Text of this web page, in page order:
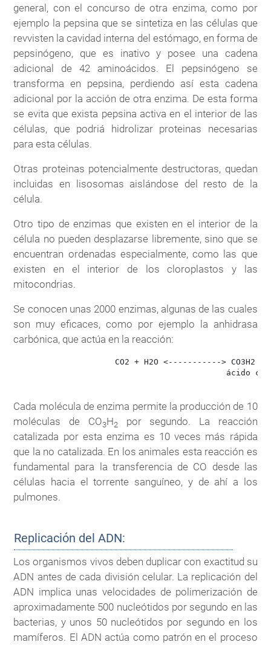
general, con el concurso de otra enzima, como por
ejemplo la pepsina que se sintetiza en las células que
revvisten la cavidad interna del estómago, en forma de
pepsinógeno, que es inativo y posee una cadena
adicional de 42 aminoácidos. El pepsinógeno se
transforma en pepsina, perdiendo así esta cadena
adicional por la acción de otra enzima. De esta forma
se evita que exista pepsina activa en el interior de las
células, que podriá hidrolizar proteinas necesarias
para esta células.
Otras proteinas potencialmente destructoras, quedan
incluidas en lisosomas aislándose del resto de la
célula.
Otro tipo de enzimas que existen en el interior de la
célula no pueden desplazarse libremente, sino que se
encuentran ordenadas especialmente, como las que
existen en el interior de los cloroplastos y las
mitocondrias.
Se conocen unas 2000 enzimas, algunas de las cuales
son muy eficaces, como por ejemplo la anhidrasa
carbónica, que actúa en la reacción:
                     CO2 + H2O <-----------> CO3H2
ácido
Cada molécula de enzima permite la producción de 10
moléculas de CO3H2por segundo. La reacción
catalizada por esta enzima es 10 veces más rápida
que la no catalizada. En los animales esta reacción es
fundamental para la transferencia de CO desde las
células hacia el torrente sanguíneo, y de ahí a los
pulmones.
Replicación del ADN:
Los organismos vivos deben duplicar con exactitud su
ADN antes de cada división celular. La replicación del
ADN implica unas velocidades de polimerización de
aproximadamente 500 nucleótidos por segundo en las
bacterias, y unos 50 nucleótidos por segundo en los
mamíferos. El ADN actúa como patrón en el proceso